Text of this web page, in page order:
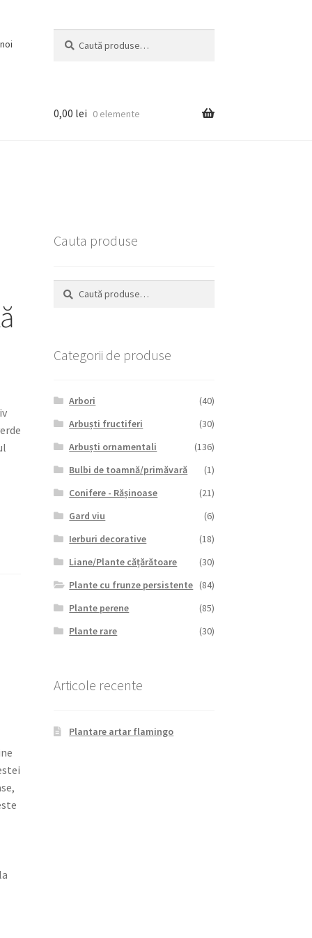
după:
0,00 lei 0 elemente
Cauta produse
Caută
după:
Caută
Categorii de produse
Arbori
(40)
Arbuști fructiferi
(30)
Arbuști ornamentali
(136)
Bulbi de toamnă/primăvară
(1)
Conifere - Rășinoase
(21)
Gard viu
(6)
Ierburi decorative
(18)
Liane/Plante cățărătoare
(30)
Plante cu frunze persistente (84)
Plante perene
(85)
Plante rare
(30)
Articole recente
Plantare artar flamingo